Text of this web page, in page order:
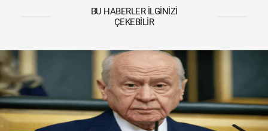
BU HABERLER İLGINIZI
ÇEKEBILIR